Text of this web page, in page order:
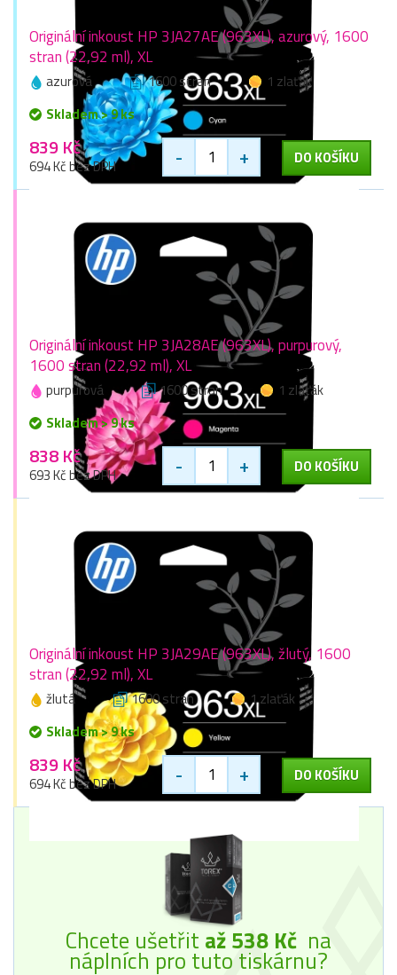
Originální inkoust HP 3JA27AE (963XL), azurový, 1600
stran (22,92 ml), XL
azurová 1600 stran
1 zlaťák
Skladem > 9 ks
839 Kč
694 Kč bez DPH - + DO KOŠÍKU
Originální inkoust HP 3JA28AE (963XL), purpurový,
1600 stran (22,92 ml), XL
purpurová 1600 stran
1 zlaťák
Skladem > 9 ks
838 Kč
693 Kč bez DPH - + DO KOŠÍKU
Originální inkoust HP 3JA29AE (963XL), žlutý, 1600
stran (22,92 ml), XL
žlutá 1600 stran
1 zlaťák
Skladem > 9 ks
839 Kč
694 Kč bez DPH - + DO KOŠÍKU
Chcete ušetřit až 538 Kč na
náplních pro tuto tiskárnu?